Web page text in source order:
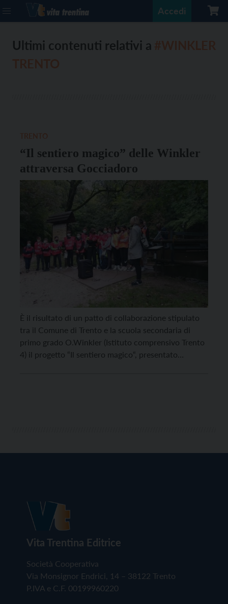
Accedi
Ultimi contenuti relativi a
“Il sentiero magico” delle Winkler
attraversa Gocciadoro
È il risultato di un patto di collaborazione stipulato
tra il Comune di Trento e la scuola secondaria di
primo grado O.Winkler (Istituto comprensivo Trento
4) il progetto “Il sentiero magico“, presentato
Vita Trentina Editrice
Società Cooperativa
Via Monsignor Endrici, 14 – 38122 Trento
P.IVA e C.F. 00199960220